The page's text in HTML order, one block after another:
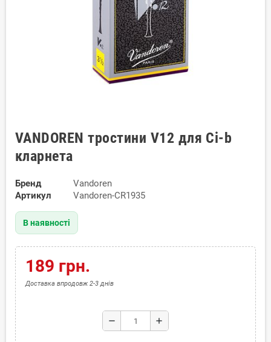
VANDOREN тростини V12 для Сі-b
кларнета
Бренд
Vandoren
Артикул
Vandoren-CR1935
В наявності
189 грн.
Доставка впродовж 2-3 днів
remove add